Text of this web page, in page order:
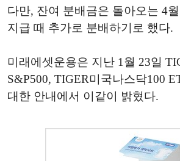
다만, 잔여 분배금은 돌아오는 4
지급 때 추가로 분배하기로 했다.
미래에셋운용은 지난 1월 23일
S&P500, TIGER미국나스닥100
대한 안내에서 이같이 밝혔다.